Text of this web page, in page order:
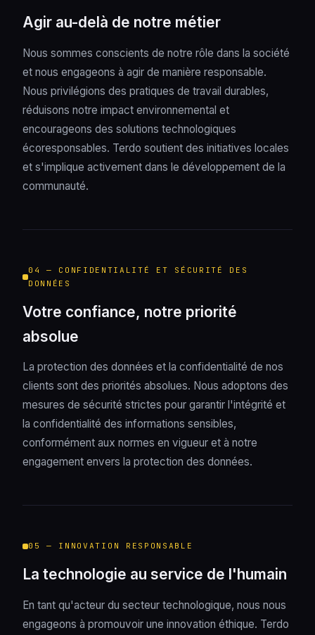
Agir au-delà de notre métier
Nous sommes conscients de notre rôle dans la société
et nous engageons à agir de manière responsable.
Nous privilégions des pratiques de travail durables,
réduisons notre impact environnemental et
encourageons des solutions technologiques
écoresponsables. Terdo soutient des initiatives locales
et s'implique activement dans le développement de la
communauté.
04 — CONFIDENTIALITÉ ET SÉCURITÉ DES
DONNÉES
Votre confiance, notre priorité
absolue
La protection des données et la confidentialité de nos
clients sont des priorités absolues. Nous adoptons des
mesures de sécurité strictes pour garantir l'intégrité et
la confidentialité des informations sensibles,
conformément aux normes en vigueur et à notre
engagement envers la protection des données.
05 — INNOVATION RESPONSABLE
La technologie au service de l'humain
En tant qu'acteur du secteur technologique, nous nous
engageons à promouvoir une innovation éthique. Terdo